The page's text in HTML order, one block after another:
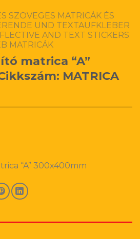
SZÖVEGES MATRICÁK ÉS
UND TEXTAUFKLEBER
AND TEXT STICKERS
MATRICÁK
matrica “A”
MATRICA
“A” 300x400mm